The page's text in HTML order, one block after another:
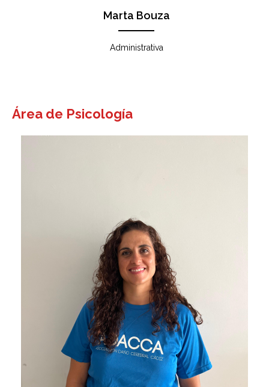
Marta Bouza
Administrativa
Área de Psicología